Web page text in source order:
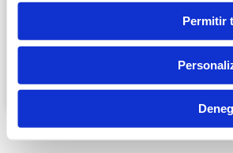
Permitir
reales, horarios y sueldo
LEER MÁS »
13/07/2026